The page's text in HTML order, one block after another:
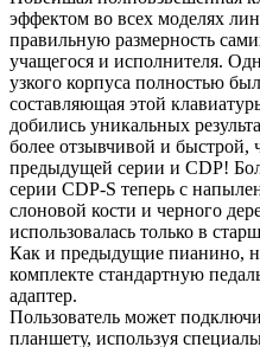
эффектом во всех моделях
правильную размерность
учащегося и исполнителя.
узкого корпуса полностью
составляющая этой
добились уникальных
более отзывчивой и
предыдущей серии и CDP!
серии CDP-S теперь с
слоновой кости и черного
использовалась только в
Как и предыдущие пианино,
комплекте стандартную
адаптер.
Пользователь может
планшету, используя